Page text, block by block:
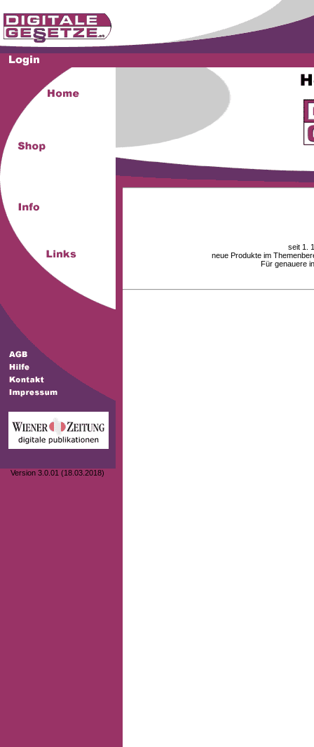
Version 3.0.01 (18.03.2018)
seit 1.
neue Produkte im
Für genauere